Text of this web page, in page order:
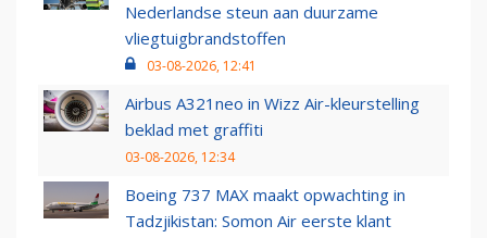
Nederlandse steun aan duurzame
vliegtuigbrandstoffen
03-08-2026, 12:41
Airbus A321neo in Wizz Air-kleurstelling
beklad met graffiti
03-08-2026, 12:34
Boeing 737 MAX maakt opwachting in
Tadzjikistan: Somon Air eerste klant